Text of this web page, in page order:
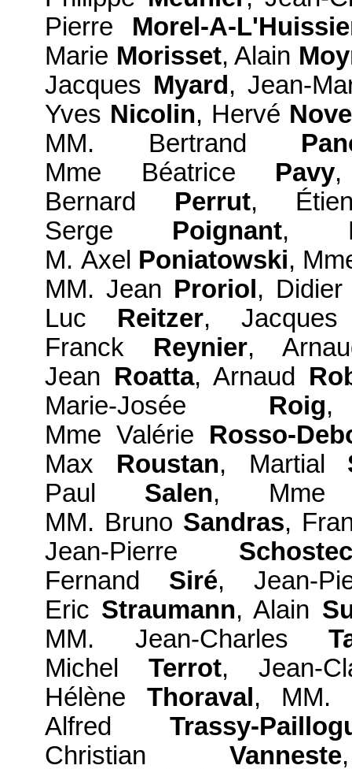
Pierre Morel-A-
Marie Morisset, Alain
Jacques Myard , Jean-
Yves Nicolin, Hervé
MM. Bertrand
Mme Béatrice Pavy,
Bernard Perrut,
Serge Poignant,
M. Axel Poniatowski,
MM. Jean Proriol ,
Luc Reitzer,
Franck Reynier,
Jean Roatta, Arnaud
Marie-Josée Roig,
Mme Valérie Rosso-
Max Roustan, Martial
Paul Salen, Mme
MM. Bruno Sandras,
Jean-Pierre
Fernand Siré, Jean-
Eric Straumann, Alain
MM. Jean-Charles
MichelTerrot, Jean-
Hélène Thoraval , MM.
AlfredTrassy-
Christian Vanneste